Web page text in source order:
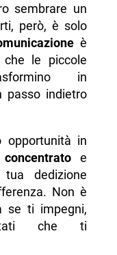
sembrare un
però, è solo
è
che le piccole
in
passo indietro
opportunità in
concentrato e
dedizione
Non è
se ti impegni,
che ti